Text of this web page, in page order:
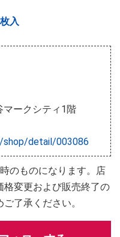
入
ークシティ1階
shop/detail/003086
のものになります。店
変更および販売終了の
了承ください。